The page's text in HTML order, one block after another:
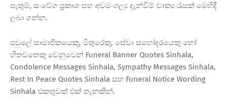
පැතුම්, සංවේග ප්‍රකාශ සහ අවමංගල්‍ය දැන්වීම් වාක්‍ය රැසක් මෙහිදී
ලබා ගන්න.
පවුලේ සාමාජිකයෙකු, මිතුරෙකු, සේවා සහෝදරයෙකු හෝ
හිතවතෙකු වෙනුවෙන් Funeral Banner Quotes Sinhala,
Condolence Messages Sinhala, Sympathy Messages Sinhala,
Rest In Peace Quotes Sinhala සහ Funeral Notice Wording
Sinhala එකතුවක් එක් තැනකින්.